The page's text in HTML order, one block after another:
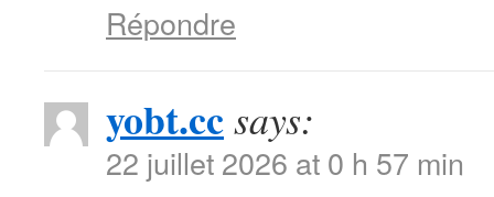
Répondre
yobt.ccsays:
22 juillet 2026 at 0 h 57 min